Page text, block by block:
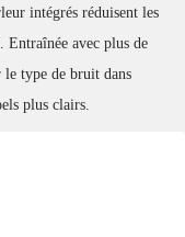
intégrés réduisent les
Entraînée avec plus de
type de bruit dans
plus clairs.